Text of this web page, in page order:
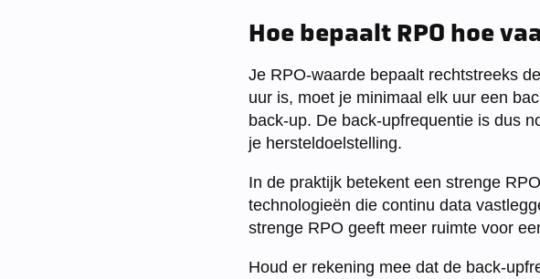
Hoe bepaalt RPO hoe
Je RPO-waarde bepaalt rechtstreeks
uur is, moet je minimaal elk uur een
back-up. De back-upfrequentie is dus
je hersteldoelstelling.
In de praktijk betekent een strenge
technologieën die continu data
strenge RPO geeft meer ruimte voor
Houd er rekening mee dat de back-